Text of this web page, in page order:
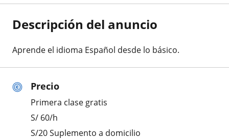
Precio
Primera clase gratis
S/ 60/h
S/20 Suplemento a domicilio
Descripción del anuncio
Aprende el idioma Español desde lo básico.